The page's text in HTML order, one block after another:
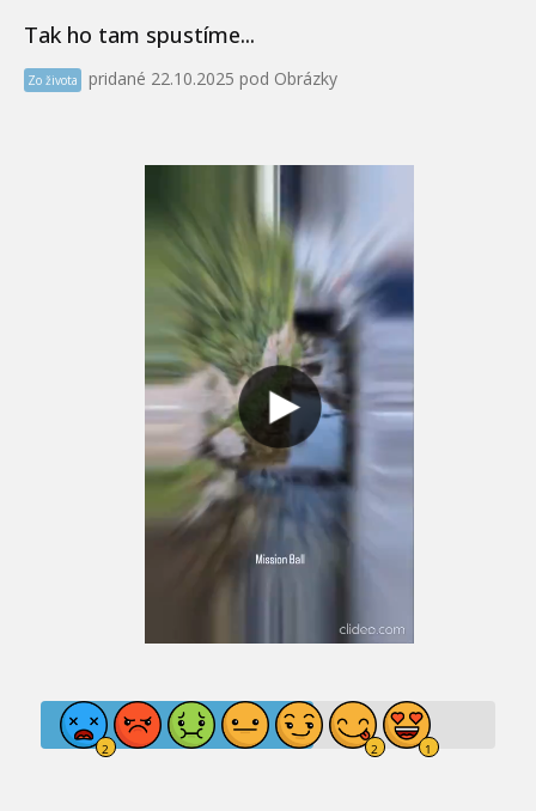
Tak ho tam spustíme...
Zo života pridané 22.10.2025 pod Obrázky